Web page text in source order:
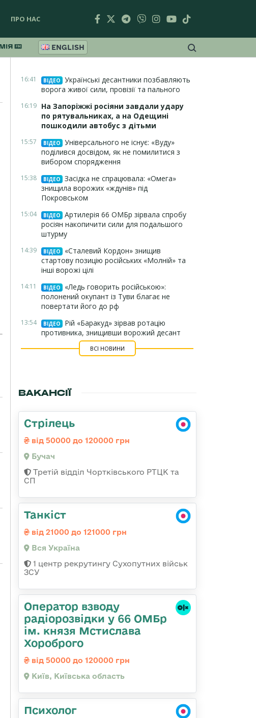
ПРО НАС
ENGLISH
16:41 ВІДЕО
Українські десантники позбавляють
ворога живої сили, провізії та пального
16:19 На Запоріжжі росіяни завдали удару
по рятувальниках, а на Одещині
пошкодили автобус з дітьми
15:57 ВІДЕО
Універсального не існує: «Вуду»
поділився досвідом, як не помилитися з
вибором спорядження
15:38 ВІДЕО
Засідка не спрацювала: «Омега»
знищила ворожих «ждунів» під
Покровськом
15:04 ВІДЕО
Артилерія 66 ОМБр зірвала спробу
росіян накопичити сили для подальшого
штурму
14:39 ВІДЕО
«Сталевий Кордон» знищив
стартову позицію російських «Молній» та
інші ворожі цілі
14:11 ВІДЕО
«Ледь говорить російською»:
полонений окупант із Туви благає не
повертати його до рф
13:54 ВІДЕО
Рій «Баракуд» зірвав ротацію
противника, знищивши ворожий десант
ВСІ НОВИНИ
ВАКАНСІЇ
Стрілець
від 50000 до 120000 грн
Бучач
Третій відділ Чортківського РТЦК та
СП
Танкіст
від 21000 до 121000 грн
Вся Україна
1 центр рекрутингу Сухопутних військ
ЗСУ
Оператор взводу
радіорозвідки у 66 ОМБр
ім. князя Мстислава
Хороброго
від 50000 до 120000 грн
Київ, Київська область
Психолог